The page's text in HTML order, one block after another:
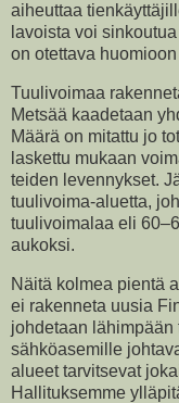
aiheuttaa
lavoista voi
on otettava
Tuulivoimaa
Metsää kaadetaan
Määrä on mitattu jo
laskettu mukaan
teiden levennykset.
tuulivoima-aluetta,
tuulivoimalaa eli
aukoksi.
Näitä kolmea pientä
ei rakenneta uusia
johdetaan
sähköasemille
alueet tarvitsevat
Hallituksemme